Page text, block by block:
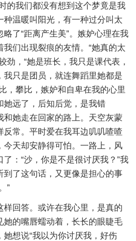
的我们都没有想到这个梦竟是我
种温暖叫阳光，有一种过分叫太
了“距离产生美”。嫉妒心理在我
们出现裂痕的友情。“她真的太
劲，“她是班长，我只是课代表，
我只是团员，就连舞蹈里她都是
攀比，嫉妒和自卑在我的心里
她远了，后知后觉，是我错
她走在回家的路上。天空灰蒙
反常。平时爱在我耳边叽叽喳喳
今天却安静得可怕。一路上，风
：“沙，你是不是很讨厌我？”我
到了这句话，又更像是担心的事
”
样回答。或许在我心里，是真的
她的嘴唇蠕动着，长长的眼睫毛
她想说“我以为你讨厌我，好伤